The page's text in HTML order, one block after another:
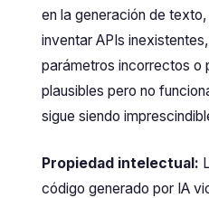
en la generación de
inventar APIs
parámetros incorrectos o
plausibles pero no
sigue siendo
Propiedad intelectual:
código generado por IA